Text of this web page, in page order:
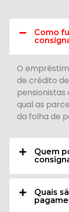
Como
O
de crédito
pensionistas
qual as
da folha de
Quem
Quais